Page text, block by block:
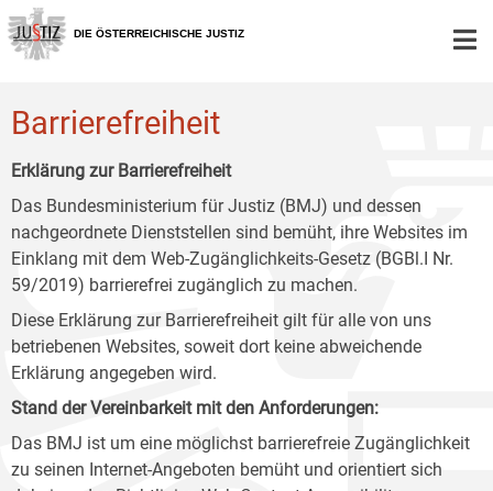
Zur
Hauptnavigation
[1]
Zum
Inhalt
[2]
Zum
Untermenü
[3]
DIE ÖSTERREICHISCHE JUSTIZ
Barrierefreiheit
Erklärung zur Barrierefreiheit
Das Bundesministerium für Justiz (BMJ) und dessen
nachgeordnete Dienststellen sind bemüht, ihre Websites im
Einklang mit dem Web-Zugänglichkeits-Gesetz (BGBl.I Nr.
59/2019) barrierefrei zugänglich zu machen.
Diese Erklärung zur Barrierefreiheit gilt für alle von uns
betriebenen Websites, soweit dort keine abweichende
Erklärung angegeben wird.
Stand der Vereinbarkeit mit den Anforderungen:
Das BMJ ist um eine möglichst barrierefreie Zugänglichkeit
zu seinen Internet-Angeboten bemüht und orientiert sich